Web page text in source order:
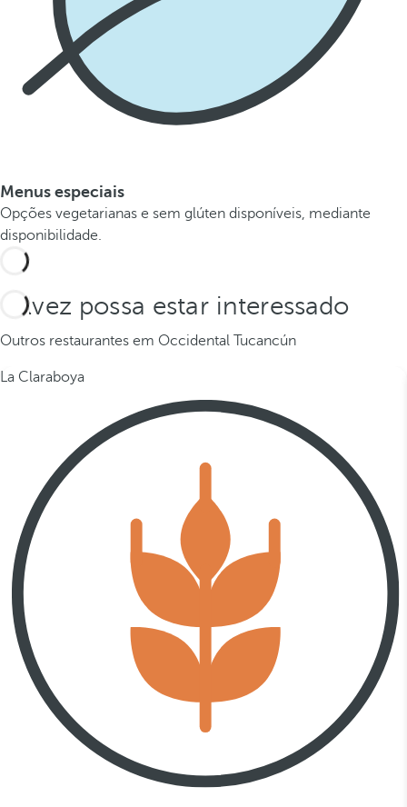
Menus especiais
Opções vegetarianas e sem glúten disponíveis, mediante
disponibilidade.
Talvez possa estar interessado
Outros restaurantes em Occidental Tucancún
La Claraboya